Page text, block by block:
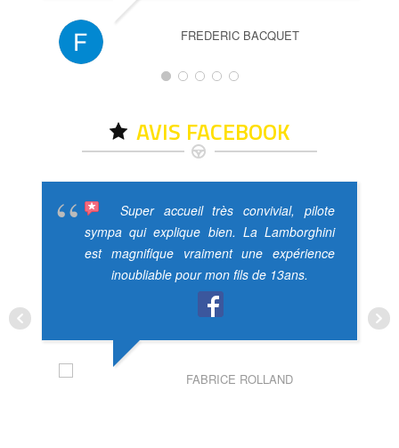
FREDERIC BACQUET
AVIS FACEBOOK
Super accueil très convivial, pilote
sympa qui explique bien. La Lamborghini
est magnifique vraiment une expérience
inoubliable pour mon fils de 13ans.
FABRICE ROLLAND